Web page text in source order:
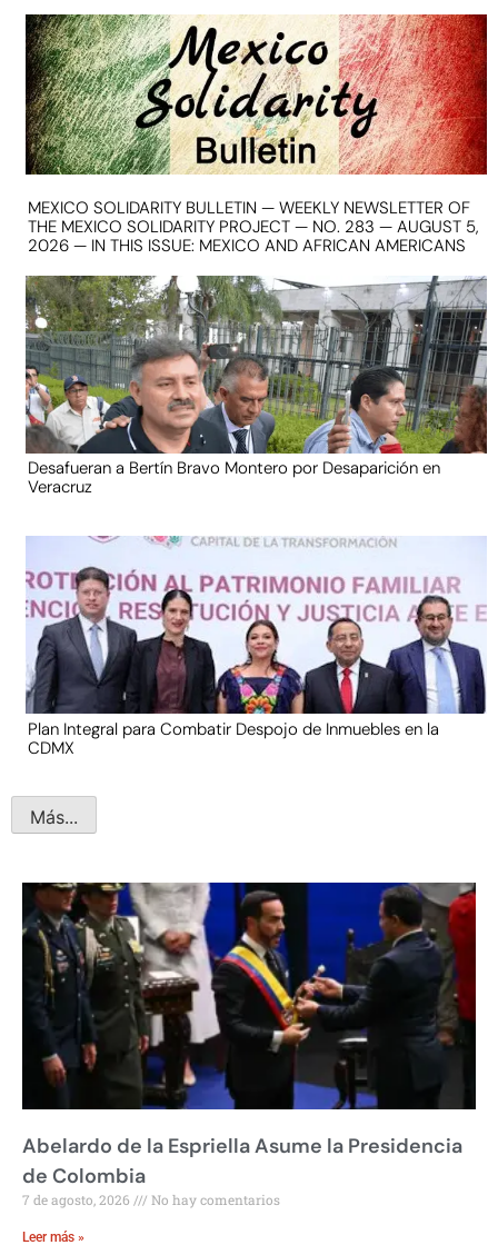
MEXICO SOLIDARITY BULLETIN — WEEKLY NEWSLETTER OF
THE MEXICO SOLIDARITY PROJECT — NO. 283 — AUGUST 5,
2026 — IN THIS ISSUE: MEXICO AND AFRICAN AMERICANS
Desafueran a Bertín Bravo Montero por Desaparición en
Veracruz
Plan Integral para Combatir Despojo de Inmuebles en la
CDMX
Más...
Abelardo de la Espriella Asume la Presidencia
de Colombia
7 de agosto, 2026 No hay comentarios
Leer más »